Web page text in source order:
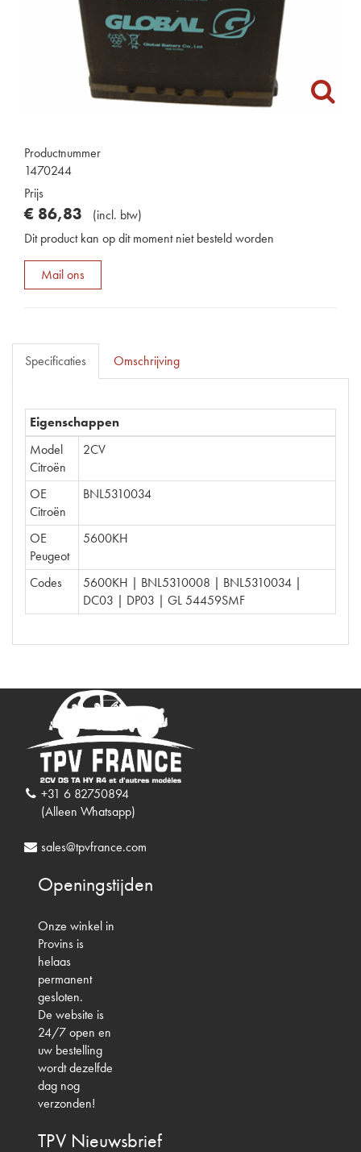
Productnummer
1470244
Prijs
€ 86,83 (incl. btw)
Dit product kan op dit moment niet besteld worden
Mail ons
Specificaties Omschrijving
Eigenschappen
Model
Citroën
2CV
OE
Citroën
BNL5310034
OE
Peugeot
5600KH
Codes
5600KH | BNL5310008 | BNL5310034 |
DC03 | DP03 | GL 54459SMF
+31 6 82750894
(Alleen Whatsapp)
sales@tpvfrance.com
Openingstijden
Onze winkel in
Provins is
helaas
permanent
gesloten.
De website is
24/7 open en
uw bestelling
wordt dezelfde
dag nog
verzonden!
TPV Nieuwsbrief